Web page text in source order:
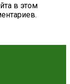
в этом